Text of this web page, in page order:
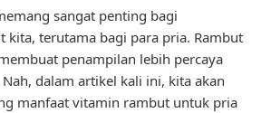
sangat penting bagi
kita, terutama bagi para pria. Rambut
penampilan lebih percaya
dalam artikel kali ini, kita akan
manfaat vitamin rambut untuk pria